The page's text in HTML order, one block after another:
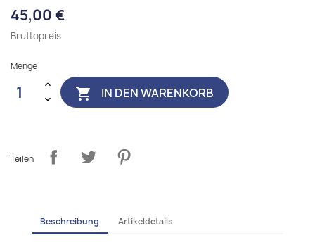
45,00 €
Bruttopreis
Menge
 IN DEN WARENKORB
Teilen
Beschreibung Artikeldetails